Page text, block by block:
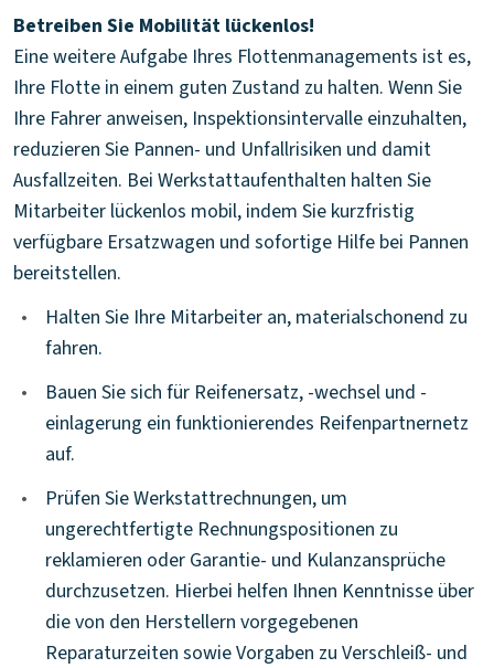
Betreiben Sie Mobilität lückenlos!
Eine weitere Aufgabe Ihres Flottenmanagements ist es,
Ihre Flotte in einem guten Zustand zu halten. Wenn Sie
Ihre Fahrer anweisen, Inspektionsintervalle einzuhalten,
reduzieren Sie Pannen- und Unfallrisiken und damit
Ausfallzeiten. Bei Werkstattaufenthalten halten Sie
Mitarbeiter lückenlos mobil, indem Sie kurzfristig
verfügbare Ersatzwagen und sofortige Hilfe bei Pannen
bereitstellen.
•
Halten Sie Ihre Mitarbeiter an, materialschonend zu
fahren.
•
Bauen Sie sich für Reifenersatz, -wechsel und -
einlagerung ein funktionierendes Reifenpartnernetz
auf.
•
Prüfen Sie Werkstattrechnungen, um
ungerechtfertigte Rechnungspositionen zu
reklamieren oder Garantie- und Kulanzansprüche
durchzusetzen. Hierbei helfen Ihnen Kenntnisse über
die von den Herstellern vorgegebenen
Reparaturzeiten sowie Vorgaben zu Verschleiß- und